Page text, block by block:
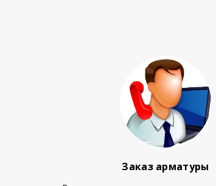
Заказ арматуры